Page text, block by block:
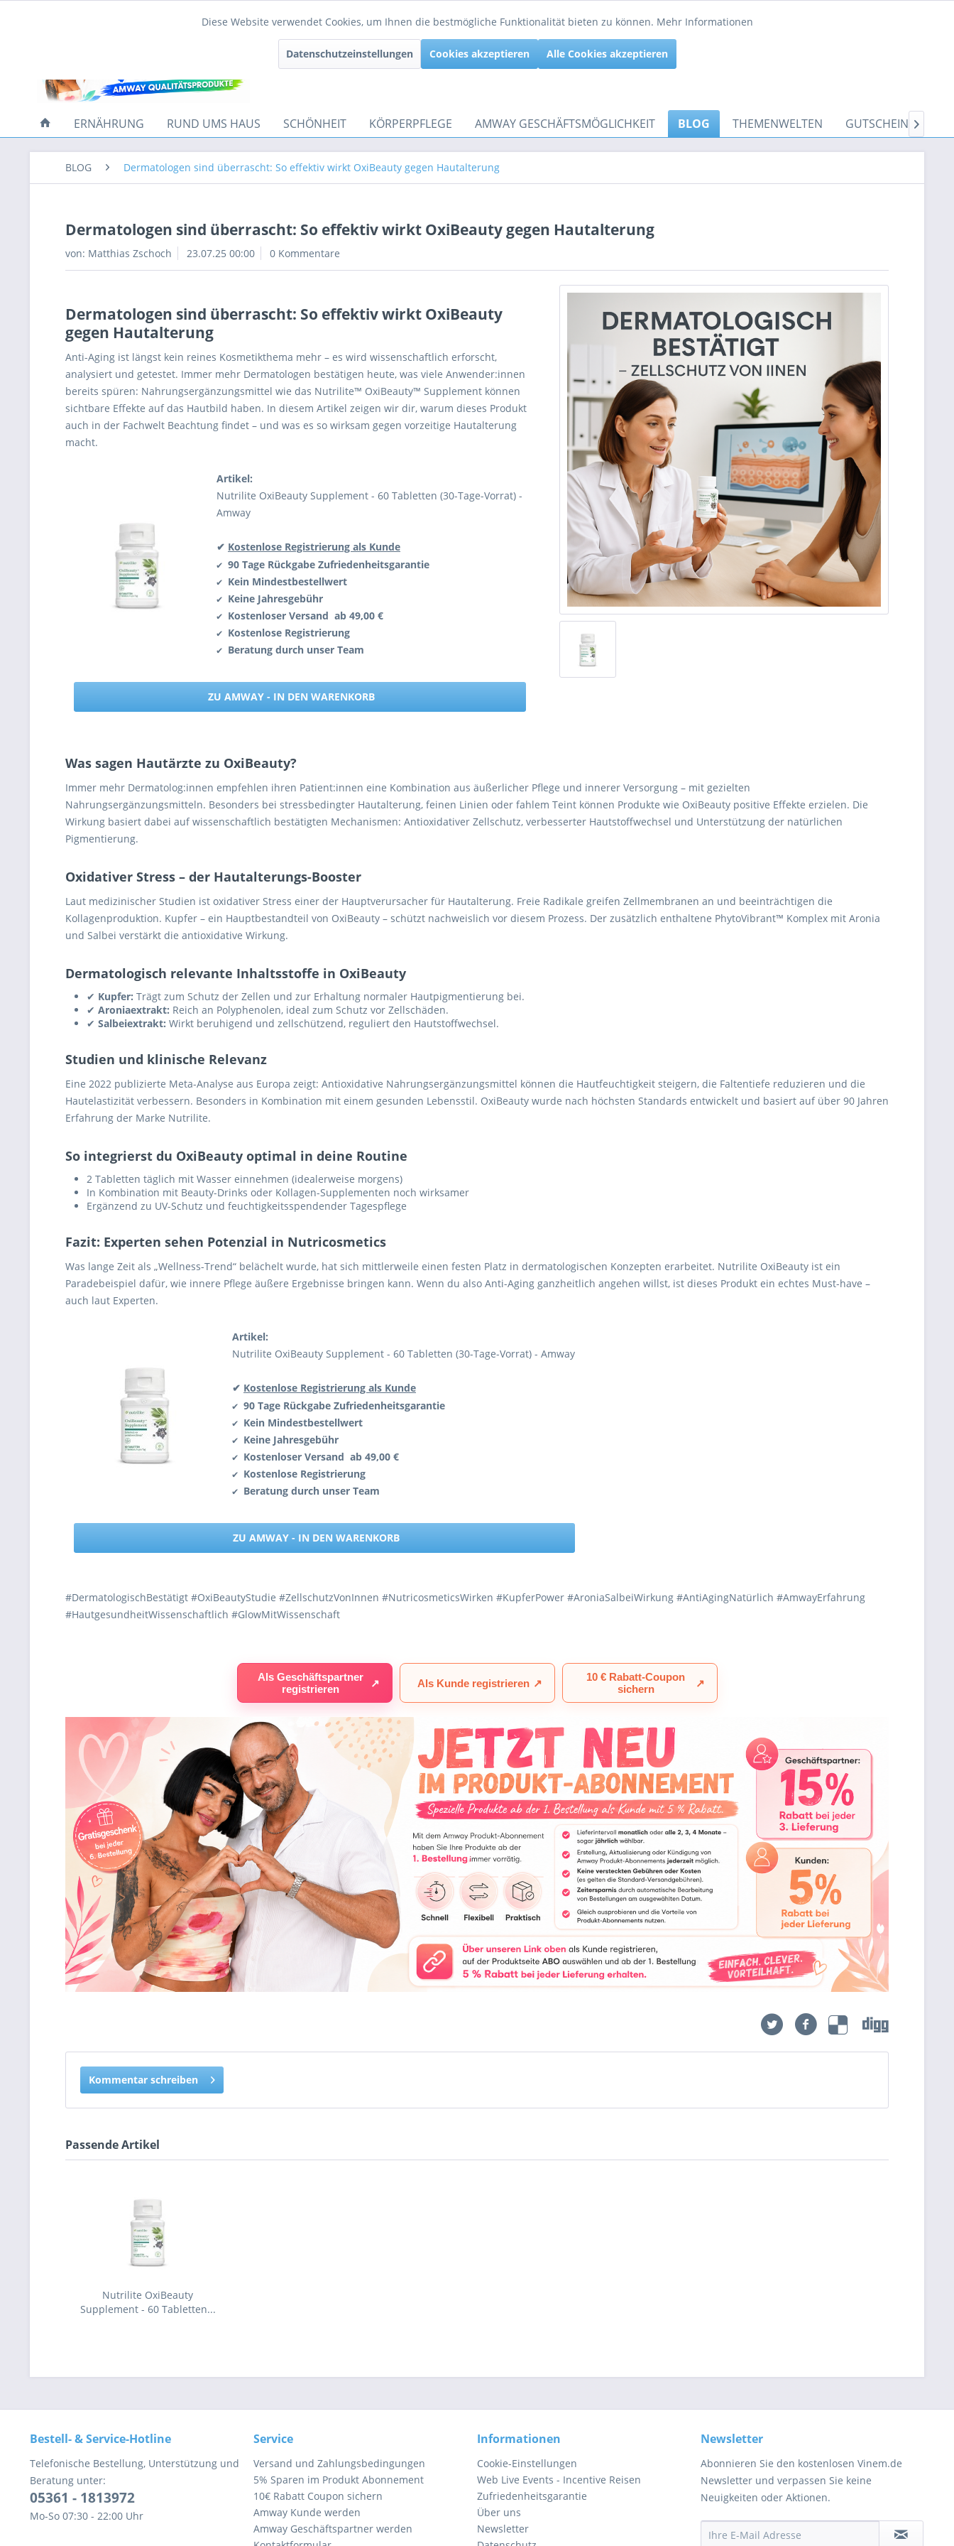
ERNÄHRUNG RUND UMS HAUS SCHÖNHEIT KÖRPERPFLEGE AMWAY GESCHÄFTSMÖGLICHKEIT BLOG THEMENWELTEN GUTSCHEINE
BLOG Dermatologen sind überrascht: So effektiv wirkt OxiBeauty gegen Hautalterung
Dermatologen sind überrascht: So effektiv wirkt OxiBeauty gegen Hautalterung
von: Matthias Zschoch 23.07.25 00:00 0 Kommentare
Dermatologen sind überrascht: So effektiv wirkt OxiBeauty
gegen Hautalterung
Anti-Aging ist längst kein reines Kosmetikthema mehr – es wird wissenschaftlich erforscht,
analysiert und getestet. Immer mehr Dermatologen bestätigen heute, was viele Anwender:innen
bereits spüren: Nahrungsergänzungsmittel wie das Nutrilite™ OxiBeauty™ Supplement können
sichtbare Effekte auf das Hautbild haben. In diesem Artikel zeigen wir dir, warum dieses Produkt
auch in der Fachwelt Beachtung findet – und was es so wirksam gegen vorzeitige Hautalterung
macht.
Artikel:
Nutrilite OxiBeauty Supplement - 60 Tabletten (30-Tage-Vorrat) -
Amway
✔ Kostenlose Registrierung als Kunde
✔ 90 Tage Rückgabe Zufriedenheitsgarantie
✔ Kein Mindestbestellwert
✔ Keine Jahresgebühr
✔ Kostenloser Versand ab 49,00 €
✔ Kostenlose Registrierung
✔ Beratung durch unser Team
ZU AMWAY - IN DEN WARENKORB
Was sagen Hautärzte zu OxiBeauty?
Immer mehr Dermatolog:innen empfehlen ihren Patient:innen eine Kombination aus äußerlicher Pflege und innerer Versorgung – mit gezielten
Nahrungsergänzungsmitteln. Besonders bei stressbedingter Hautalterung, feinen Linien oder fahlem Teint können Produkte wie OxiBeauty positive Effekte erzielen. Die
Wirkung basiert dabei auf wissenschaftlich bestätigten Mechanismen: Antioxidativer Zellschutz, verbesserter Hautstoffwechsel und Unterstützung der natürlichen
Pigmentierung.
Oxidativer Stress – der Hautalterungs-Booster
Laut medizinischer Studien ist oxidativer Stress einer der Hauptverursacher für Hautalterung. Freie Radikale greifen Zellmembranen an und beeinträchtigen die
Kollagenproduktion. Kupfer – ein Hauptbestandteil von OxiBeauty – schützt nachweislich vor diesem Prozess. Der zusätzlich enthaltene PhytoVibrant™ Komplex mit Aronia
und Salbei verstärkt die antioxidative Wirkung.
Dermatologisch relevante Inhaltsstoffe in OxiBeauty
✔ Kupfer: Trägt zum Schutz der Zellen und zur Erhaltung normaler Hautpigmentierung bei.
✔ Aroniaextrakt: Reich an Polyphenolen, ideal zum Schutz vor Zellschäden.
✔ Salbeiextrakt: Wirkt beruhigend und zellschützend, reguliert den Hautstoffwechsel.
Studien und klinische Relevanz
Eine 2022 publizierte Meta-Analyse aus Europa zeigt: Antioxidative Nahrungsergänzungsmittel können die Hautfeuchtigkeit steigern, die Faltentiefe reduzieren und die
Hautelastizität verbessern. Besonders in Kombination mit einem gesunden Lebensstil. OxiBeauty wurde nach höchsten Standards entwickelt und basiert auf über 90 Jahren
Erfahrung der Marke Nutrilite.
So integrierst du OxiBeauty optimal in deine Routine
2 Tabletten täglich mit Wasser einnehmen (idealerweise morgens)
In Kombination mit Beauty-Drinks oder Kollagen-Supplementen noch wirksamer
Ergänzend zu UV-Schutz und feuchtigkeitsspendender Tagespflege
Fazit: Experten sehen Potenzial in Nutricosmetics
Was lange Zeit als „Wellness-Trend“ belächelt wurde, hat sich mittlerweile einen festen Platz in dermatologischen Konzepten erarbeitet. Nutrilite OxiBeauty ist ein
Paradebeispiel dafür, wie innere Pflege äußere Ergebnisse bringen kann. Wenn du also Anti-Aging ganzheitlich angehen willst, ist dieses Produkt ein echtes Must-have –
auch laut Experten.
Artikel:
Nutrilite OxiBeauty Supplement - 60 Tabletten (30-Tage-Vorrat) - Amway
✔ Kostenlose Registrierung als Kunde
✔ 90 Tage Rückgabe Zufriedenheitsgarantie
✔ Kein Mindestbestellwert
✔ Keine Jahresgebühr
✔ Kostenloser Versand ab 49,00 €
✔ Kostenlose Registrierung
✔ Beratung durch unser Team
ZU AMWAY - IN DEN WARENKORB
#DermatologischBestätigt #OxiBeautyStudie #ZellschutzVonInnen #NutricosmeticsWirken #KupferPower #AroniaSalbeiWirkung #AntiAgingNatürlich #AmwayErfahrung
#HautgesundheitWissenschaftlich #GlowMitWissenschaft
Als Geschäftspartner
registrieren
↗ Als Kunde registrieren ↗
10 € Rabatt-Coupon
sichern
↗
Kommentar schreiben
Passende Artikel
Nutrilite OxiBeauty
Supplement - 60 Tabletten...
Bestell- & Service-Hotline
Telefonische Bestellung, Unterstützung und
Beratung unter:
05361 - 1813972
Mo-So 07:30 - 22:00 Uhr
Service
Versand und Zahlungsbedingungen
5% Sparen im Produkt Abonnement
10€ Rabatt Coupon sichern
Amway Kunde werden
Amway Geschäftspartner werden
Informationen
Cookie-Einstellungen
Web Live Events - Incentive Reisen
Zufriedenheitsgarantie
Über uns
Newsletter
Newsletter
Abonnieren Sie den kostenlosen Vinem.de
Newsletter und verpassen Sie keine
Neuigkeiten oder Aktionen.
Diese Website verwendet Cookies, um Ihnen die bestmögliche Funktionalität bieten zu können. Mehr Informationen
Datenschutzeinstellungen Cookies akzeptieren Alle Cookies akzeptieren